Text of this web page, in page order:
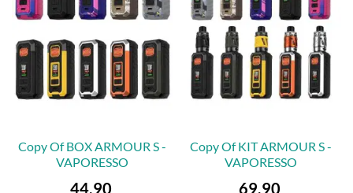
Copy Of BOX ARMOUR S -
VAPORESSO
Preis
44,90
Copy Of KIT ARMOUR S -
VAPORESSO
Preis
69,90